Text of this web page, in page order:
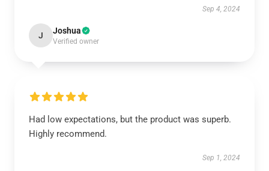
Sep 4, 2024
J Joshua
Verified owner
Had low expectations, but the product was superb.
Highly recommend.
Sep 1, 2024